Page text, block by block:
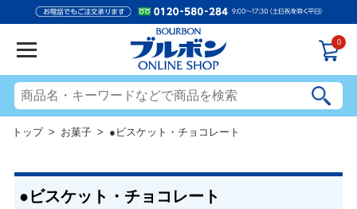
0
トップ> お菓子 > ●ビスケット・チョコレート
●ビスケット・チョコレート